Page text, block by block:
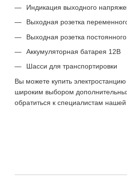
Индикация выходного
Выходная розетка
Выходная розетка
Аккумуляторная батарея 12В
Шасси для транспортировки
Вы можете купить
широким выбором
обратиться к специалистам нашей